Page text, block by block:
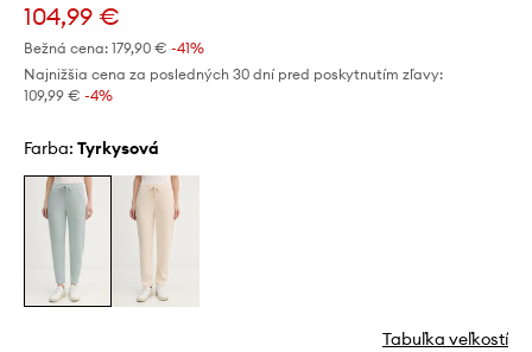
104,99 €
Bežná cena: 179,90 € -41%
Najnižšia cena za posledných 30 dní pred poskytnutím zľavy:
109,99 € -4%
Farba: tyrkysová
Tabuľka veľkostí